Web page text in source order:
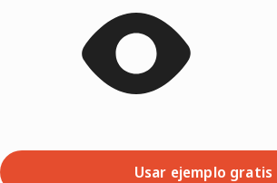
Usar ejemplo gratis